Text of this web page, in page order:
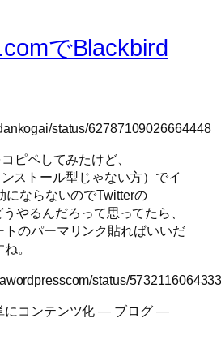
でBlackbird
status/62787109026664448
ピペしてみたけど、
ストール型じゃない方）でイ
にならないのでTwitterの
やるんだろって思ってたら、
トのパーマリンク貼ればいいだ
。
status/
にコンテンツ化 — ブログ —